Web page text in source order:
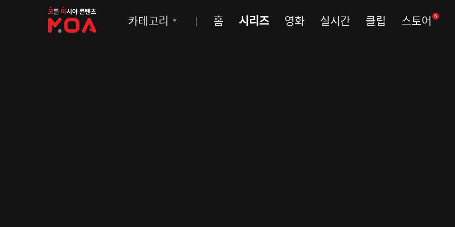
MOA
카테고리 홈 시리즈 영화 실시간 클립 스토어 N